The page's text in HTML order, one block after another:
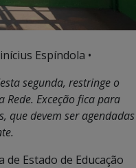
Espíndola •
segunda, restringe o
Exceção fica para
que devem ser agendadas
de Estado de Educação